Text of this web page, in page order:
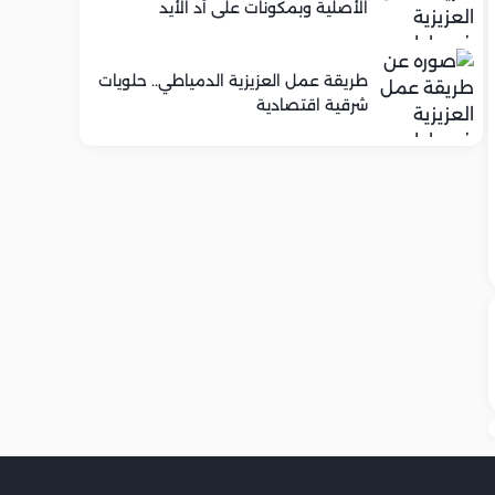
الأصلية وبمكونات على أد الأيد
طريقة عمل العزيزية الدمياطي.. حلويات
شرقية اقتصادية